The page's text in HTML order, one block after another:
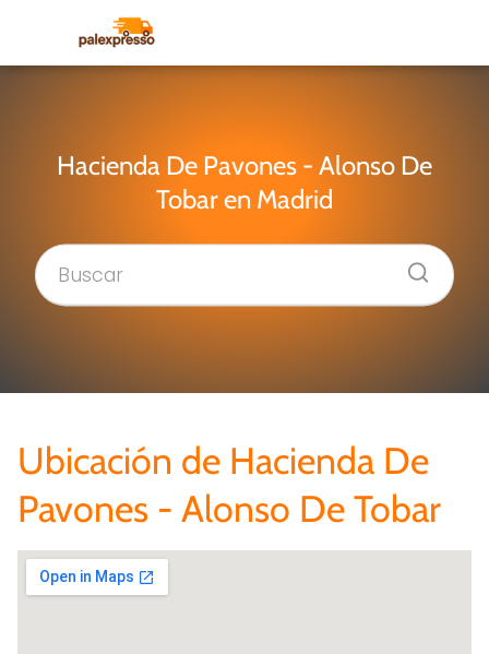
Hacienda De Pavones - Alonso De
Tobar en Madrid
Ubicación de Hacienda De
Pavones - Alonso De Tobar